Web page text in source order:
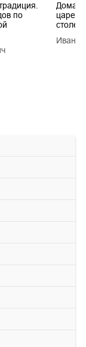
по
царей
Иван